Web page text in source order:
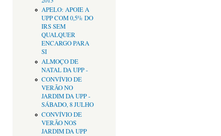
APELO: APOIE A
UPP COM 0,5% DO
IRS SEM
QUALQUER
ENCARGO PARA
SI
ALMOÇO DE
NATAL DA UPP -
CONVÍVIO DE
VERÃO NO
JARDIM DA UPP -
SÁBADO, 8 JULHO
CONVÍVIO DE
VERÃO NOS
JARDIM DA UPP